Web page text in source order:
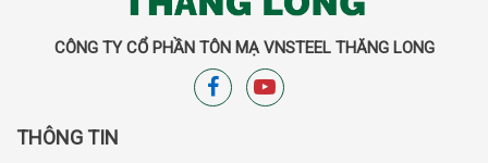
CÔNG TY CỔ PHẦN TÔN MẠ VNSTEEL THĂNG LONG
THÔNG TIN